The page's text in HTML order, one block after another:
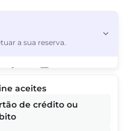
a sua reserva.
aceites
de crédito ou